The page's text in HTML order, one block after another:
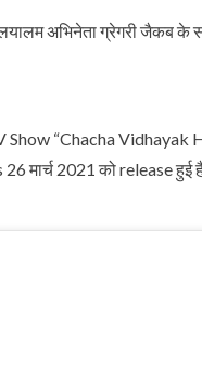
अभिनेता ग्रेगरी जैकब के
Show “Chacha
मार्च 2021 को release हुई